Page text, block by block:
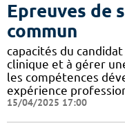
Epreuves de
commun
capacités du
clinique et à gérer
les compétences
expérience
15/04/2025 17:00